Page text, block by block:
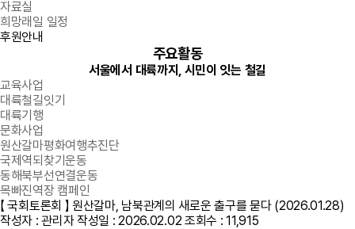
자료실
희망래일 일정
후원안내
주요활동
서울에서 대륙까지, 시민이 잇는 철길
교육사업
대륙철길잇기
대륙기행
문화사업
원산갈마평화여행추진단
국제역되찾기운동
동해북부선연결운동
목빠진역장 캠페인
【 국회토론회 】 원산갈마, 남북관계의 새로운 출구를 묻다 (2026.01.28)
작성자 : 관리자작성일 : 2026.02.02 조회수 : 11,915